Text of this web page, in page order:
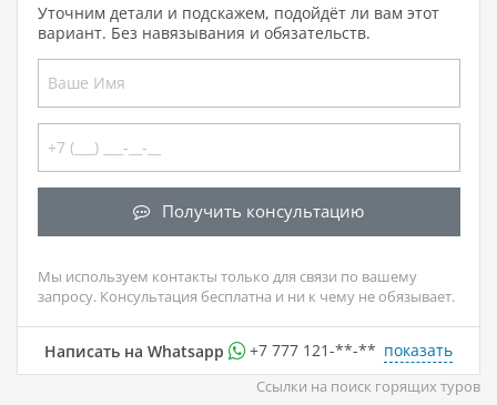
Уточним детали и подскажем, подойдёт ли вам этот
вариант. Без навязывания и обязательств.
Получить консультацию
Мы используем контакты только для связи по вашему
запросу. Консультация бесплатна и ни к чему не обязывает.
Написать на Whatsapp +7 777 121-**-** показать
Ссылки на поиск горящих туров